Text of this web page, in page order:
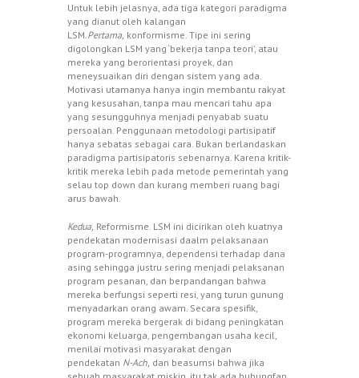
Untuk lebih jelasnya, ada tiga kategori paradigma
yang dianut oleh kalangan
LSM. Pertama, konformisme. Tipe ini sering
digolongkan LSM yang ‘bekerja tanpa teori’, atau
mereka yang berorientasi proyek, dan
meneysuaikan diri dengan sistem yang ada.
Motivasi utamanya hanya ingin membantu rakyat
yang kesusahan, tanpa mau mencari tahu apa
yang sesungguhnya menjadi penyabab suatu
persoalan. Penggunaan metodologi partisipatif
hanya sebatas sebagai cara. Bukan berlandaskan
paradigma partisipatoris sebenarnya. Karena kritik-
kritik mereka lebih pada metode pemerintah yang
selau top down dan kurang memberi ruang bagi
arus bawah.
Kedua, Reformisme. LSM ini dicirikan oleh kuatnya
pendekatan modernisasi daalm pelaksanaan
program-programnya, dependensi terhadap dana
asing sehingga justru sering menjadi pelaksanan
program pesanan, dan berpandangan bahwa
mereka berfungsi seperti resi, yang turun gunung
menyadarkan orang awam. Secara spesifik,
program mereka bergerak di bidang peningkatan
ekonomi keluarga, pengembangan usaha kecil,
menilai motivasi masyarakat dengan
pendekatan N-Ach, dan beasumsi bahwa jika